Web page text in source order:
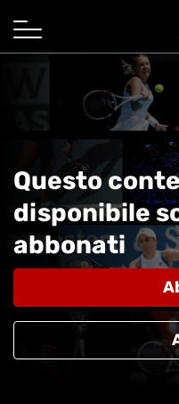
Questo
disponibile
abbonati